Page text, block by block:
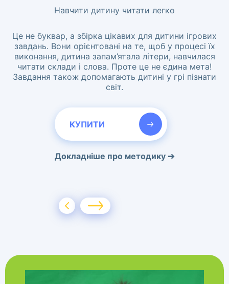
Навчити дитину читати легко
Це не буквар, а збірка цікавих для дитини ігрових
завдань. Вони орієнтовані на те, щоб у процесі їх
виконання, дитина запам’ятала літери, навчилася
читати склади і слова. Проте це не єдина мета!
Завдання також допомагають дитині у грі пізнати
світ.
КУПИТИ
Докладніше про методику ➔